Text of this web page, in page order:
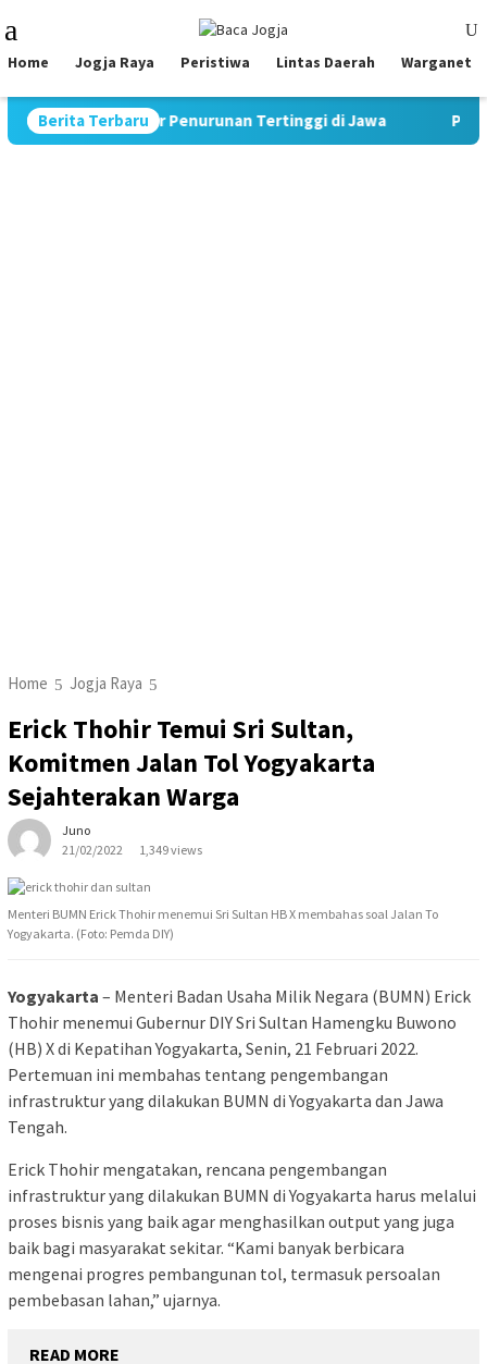
to
content
Menu
Home Jogja Raya Peristiwa Lintas Daerah Warganet
Berita Terbaru
Rekor Penurunan Tertinggi di Jawa Pimpin
Home Jogja Raya
Erick Thohir Temui Sri Sultan,
Komitmen Jalan Tol Yogyakarta
Sejahterakan Warga
Juno
21/02/2022
1,349 views
Menteri BUMN Erick Thohir menemui Sri Sultan HB X membahas soal Jalan To
Yogyakarta. (Foto: Pemda DIY)
Yogyakarta – Menteri Badan Usaha Milik Negara (BUMN) Erick
Thohir menemui Gubernur DIY Sri Sultan Hamengku Buwono
(HB) X di Kepatihan Yogyakarta, Senin, 21 Februari 2022.
Pertemuan ini membahas tentang pengembangan
infrastruktur yang dilakukan BUMN di Yogyakarta dan Jawa
Tengah.
Erick Thohir mengatakan, rencana pengembangan
infrastruktur yang dilakukan BUMN di Yogyakarta harus melalui
proses bisnis yang baik agar menghasilkan output yang juga
baik bagi masyarakat sekitar. “Kami banyak berbicara
mengenai progres pembangunan tol, termasuk persoalan
pembebasan lahan,” ujarnya.
READ MORE